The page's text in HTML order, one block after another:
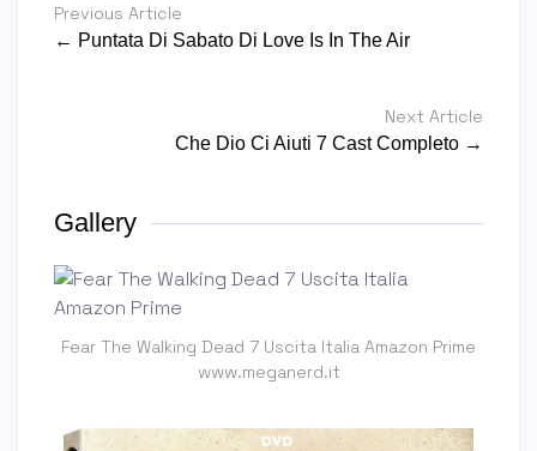
Previous Article
← Puntata Di Sabato Di Love Is In The Air
Next Article
Che Dio Ci Aiuti 7 Cast Completo →
Gallery
Fear The Walking Dead 7 Uscita Italia Amazon Prime
www.meganerd.it